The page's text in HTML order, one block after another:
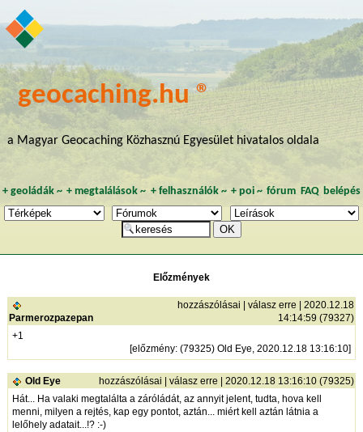
geocaching.hu ®
a Magyar Geocaching Közhasznú Egyesület hivatalos oldala
+ geoládák~ +megtalálások ~ + felhasználók~ + poi~ fórum FAQ belépés
Előzmények
Parmerozpazepan
hozzászólásai válasz erre | 2020.12.18
14:14:59 (79327)
+1
[előzmény: (79325) Old Eye, 2020.12.18 13:16:10]
Old Eye hozzászólásai válasz erre | 2020.12.18 13:16:10 (79325)
Hát... Ha valaki megtalálta a záróládát, az annyit jelent, tudta, hova kell
menni, milyen a rejtés, kap egy pontot, aztán... miért kell aztán látnia a
lelőhely adatait...!? :-)